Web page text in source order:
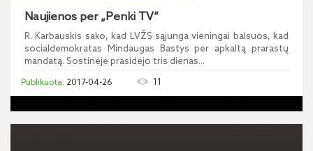
Naujienos per „Penki TV“
R. Karbauskis sako, kad LVŽS sąjunga vieningai balsuos, kad
socialdemokratas Mindaugas Bastys per apkaltą prarastų
mandatą. Sostinėje prasidėjo tris dienas...
2017-04-26 11